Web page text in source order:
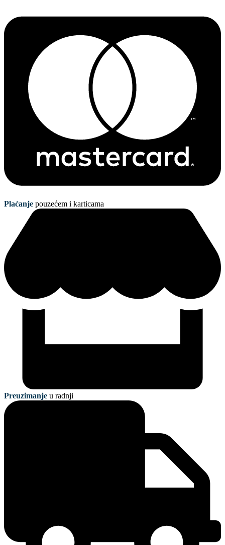
Plaćanje pouzećem i karticama
Preuzimanje u radnji